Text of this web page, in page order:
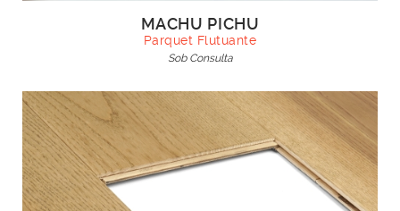
MACHU PICHU
Parquet Flutuante
Sob Consulta